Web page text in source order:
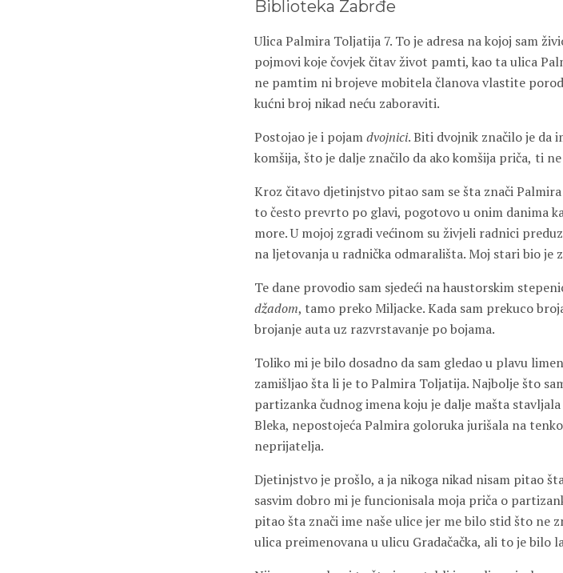
Biblioteka Zabrđe
Ulica Palmira Toljatija 7. To je adresa na kojoj sam
pojmovi koje čovjek čitav život pamti, kao ta ulica
ne pamtim ni brojeve mobitela članova vlastite
kućni broj nikad neću zaboraviti.
Postojao je i pojamdvojnici. Biti dvojnik značilo je da
komšija, što je dalje značilo da ako komšija priča, ti
Kroz čitavo djetinjstvo pitao sam se šta znači
to često prevrto po glavi, pogotovo u onim danima
more. U mojoj zgradi većinom su živjeli radnici
na ljetovanja u radnička odmarališta. Moj stari bio je
Te dane provodio sam sjedeći na haustorskim
džadom, tamo preko Miljacke. Kada sam prekuco
brojanje autauz razvrstavanje po bojama.
Toliko mi je bilo dosadno da sam gledao u plavu
zamišljao šta li je to Palmira Toljatija. Najbolje što
partizanka čudnog imena koju je dalje mašta sta
Bleka, nepostojeća Palmira goloruka jurišala na
neprijatelja.
Djetinjstvo je prošlo, a ja nikoga nikad nisam pitao
sasvim dobro mi je funcionisala moja priča o
pitao šta znači ime naše ulice jer me bilo stid što ne
ulica preimenovana uulicu Gradačačka, ali to je bilo